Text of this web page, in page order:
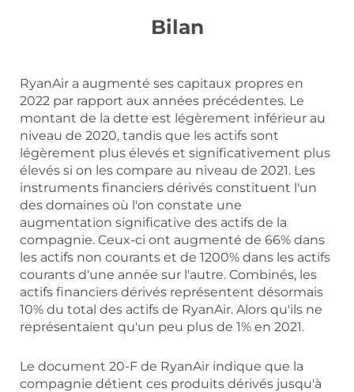
Bilan
RyanAir a augmenté ses capitaux propres en
2022 par rapport aux années précédentes. Le
montant de la dette est légèrement inférieur au
niveau de 2020, tandis que les actifs sont
légèrement plus élevés et significativement plus
élevés si on les compare au niveau de 2021. Les
instruments financiers dérivés constituent l'un
des domaines où l'on constate une
augmentation significative des actifs de la
compagnie. Ceux-ci ont augmenté de 66% dans
les actifs non courants et de 1200% dans les actifs
courants d'une année sur l'autre. Combinés, les
actifs financiers dérivés représentent désormais
10% du total des actifs de RyanAir. Alors qu'ils ne
représentaient qu'un peu plus de 1% en 2021.
Le document 20-F de RyanAir indique que la
compagnie détient ces produits dérivés jusqu'à